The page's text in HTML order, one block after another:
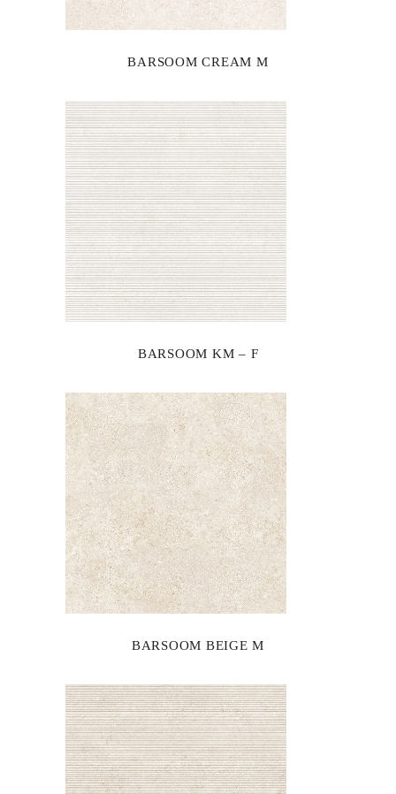
BARSOOM CREAM M
BARSOOM KM – F
BARSOOM BEIGE M